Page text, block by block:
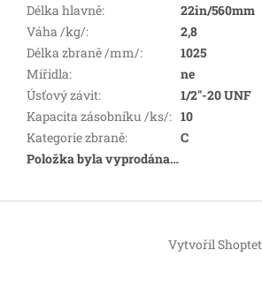
Délka hlavně:
22in/560mm
Váha /kg/:
2,8
Délka zbraně /mm/:
1025
Mířidla:
ne
Úsťový závit:
1/2"-20 UNF
Kapacita zásobníku /ks/: 10
Kategorie zbraně:
C
Položka byla vyprodána…
Z
Vytvořil Shoptet